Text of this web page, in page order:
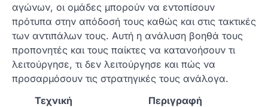
αγώνων, οι ομάδες μπορούν να εντοπίσουν
πρότυπα στην απόδοσή τους καθώς και στις τακτικές
των αντιπάλων τους. Αυτή η ανάλυση βοηθά τους
προπονητές και τους παίκτες να κατανοήσουν τι
λειτούργησε, τι δεν λειτούργησε και πώς να
προσαρμόσουν τις στρατηγικές τους ανάλογα.
Τεχνική
Περιγραφή